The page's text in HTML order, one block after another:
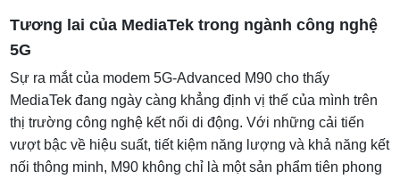
Tương lai của MediaTek trong ngành công nghệ
5G
Sự ra mắt của modem 5G-Advanced M90 cho thấy
MediaTek đang ngày càng khẳng định vị thế của mình trên
thị trường công nghệ kết nối di động. Với những cải tiến
vượt bậc về hiệu suất, tiết kiệm năng lượng và khả năng kết
nối thông minh, M90 không chỉ là một sản phẩm tiên phong